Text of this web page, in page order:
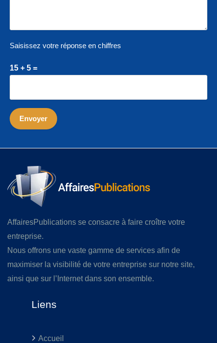
Saisissez votre réponse en chiffres
15 + 5 =
AffairesPublications se consacre à faire croître votre
entreprise.
Nous offrons une vaste gamme de services afin de
maximiser la visibilité de votre entreprise sur notre site,
ainsi que sur l’Internet dans son ensemble.
Liens
Accueil